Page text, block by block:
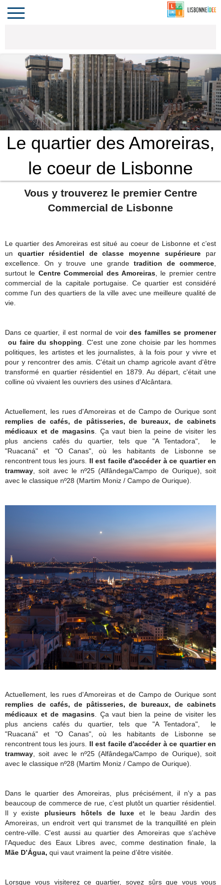
LE PORTUGAL
Toggle
navigation
Le quartier des Amoreiras,
le coeur de Lisbonne
Vous y trouverez le premier Centre
Commercial de Lisbonne
Le quartier des Amoreiras est situé au coeur de Lisbonne et c’est
un quartier résidentiel de classe moyenne supérieure par
excellence. On y trouve une grande tradition de commerce,
surtout le Centre Commercial des Amoreiras, le premier centre
commercial de la capitale portugaise. Ce quartier est considéré
comme l'un des quartiers de la ville avec une meilleure qualité de
vie.
Dans ce quartier, il est normal de voirdes familles se promener
ou faire du shopping. C'est une zone choisie par les hommes
politiques, les artistes et les journalistes, à la fois pour y vivre et
pour y rencontrer des amis. C'était un champ agricole avant d'être
transformé en quartier résidentiel en 1879. Au départ, c'était une
colline où vivaient les ouvriers des usines d'Alcântara.
Actuellement, les rues d'Amoreiras et de Campo de Ourique sont
remplies de cafés, de pâtisseries, de bureaux, de cabinets
médicaux et de magasins. Ça vaut bien la peine de visiter les
plus anciens cafés du quartier, tels que "A Tentadora", le
"Ruacaná" et "O Canas", où les habitants de Lisbonne se
rencontrent tous les jours. Il est facile d'accéder à ce quartier en
tramway, soit avec le nº25 (Alfândega/Campo de Ourique), soit
avec le classique nº28 (Martim Moniz / Campo de Ourique).
Actuellement, les rues d'Amoreiras et de Campo de Ourique sont
remplies de cafés, de pâtisseries, de bureaux, de cabinets
médicaux et de magasins. Ça vaut bien la peine de visiter les
plus anciens cafés du quartier, tels que "A Tentadora", le
"Ruacaná" et "O Canas", où les habitants de Lisbonne se
rencontrent tous les jours. Il est facile d'accéder à ce quartier en
tramway, soit avec le nº25 (Alfândega/Campo de Ourique), soit
avec le classique nº28 (Martim Moniz / Campo de Ourique).
Dans le quartier des Amoreiras, plus précisément, il n'y a pas
beaucoup de commerce de rue, c’est plutôt un quartier résidentiel.
Il y existe plusieurs hôtels de luxe et le beau Jardin des
Amoreiras, un endroit vert qui transmet de la tranquillité en plein
centre-ville. C'est aussi au quartier des Amoreiras que s'achève
l'Aqueduc des Eaux Libres avec, comme destination finale, la
Mãe D’Água, qui vaut vraiment la peine d’être visitée.
Lorsque vous visiterez ce quartier, soyez sûrs que vous vous